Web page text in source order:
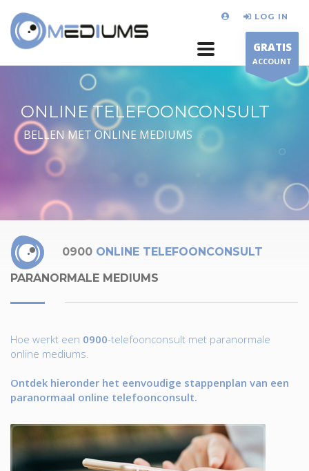
LOG IN
GRATIS
ACCOUNT
ONLINE TELEFOONCONSULT
BELLEN MET ONLINE MEDIUMS
0900 ONLINE TELEFOONCONSULT
PARANORMALE MEDIUMS
Hoe werkt een 0900-telefoonconsult met paranormale
online mediums.
Ontdek hieronder het eenvoudige stappenplan van een
paranormaal online telefoonconsult.